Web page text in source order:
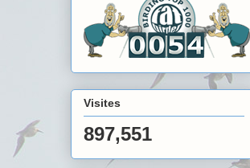
Visites
897,551